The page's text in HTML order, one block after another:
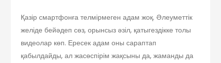
Қазір смартфонға телмірмеген адам жоқ. Әлеуметтік
желіде бейәдеп сөз, орынсыз әзіл, қатыгездікке толы
видеолар көп. Ересек адам оны сараптап
қабылдайды, ал жасөспірім жақсыны да, жаманды да